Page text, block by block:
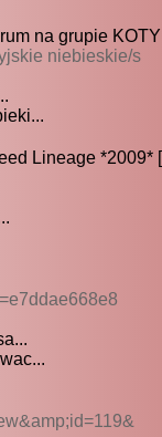
na grupie
niebieskie/s
Lineage *2009*